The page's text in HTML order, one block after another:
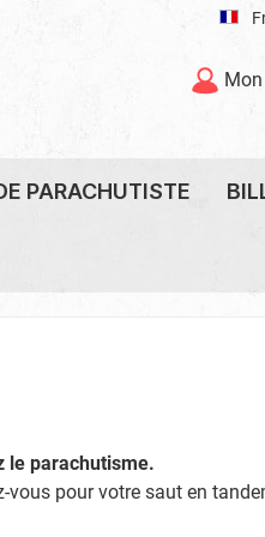
PARACHUTISTE
Lunettes
le parachutisme.
vous pour votre saut en